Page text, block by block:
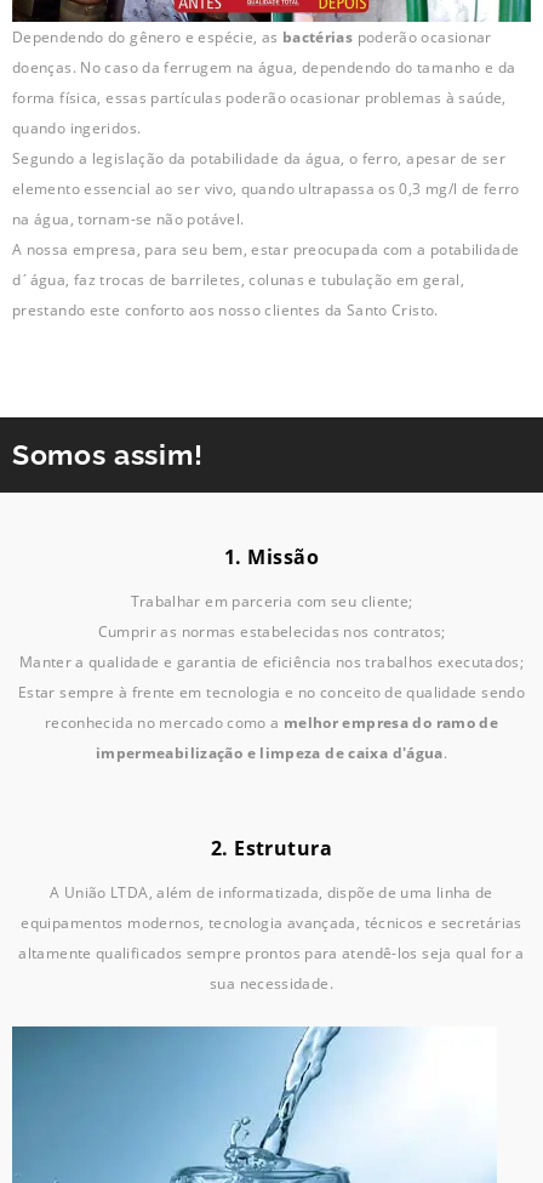
Dependendo do gênero e espécie, as bactérias poderão ocasionar
doenças. No caso da ferrugem na água, dependendo do tamanho e da
forma física, essas partículas poderão ocasionar problemas à saúde,
quando ingeridos.
Segundo a legislação da potabilidade da água, o ferro, apesar de ser
elemento essencial ao ser vivo, quando ultrapassa os 0,3 mg/l de ferro
na água, tornam-se não potável.
A nossa empresa, para seu bem, estar preocupada com a potabilidade
d´água, faz trocas de barriletes, colunas e tubulação em geral,
prestando este conforto aos nosso clientes da Santo Cristo.
Somos assim!
1. Missão
Trabalhar em parceria com seu cliente;
Cumprir as normas estabelecidas nos contratos;
Manter a qualidade e garantia de eficiência nos trabalhos executados;
Estar sempre à frente em tecnologia e no conceito de qualidade sendo
reconhecida no mercado como a melhor empresa do ramo de
impermeabilização e limpeza de caixa d'água.
2. Estrutura
A União LTDA, além de informatizada, dispõe de uma linha de
equipamentos modernos, tecnologia avançada, técnicos e secretárias
altamente qualificados sempre prontos para atendê-los seja qual for a
sua necessidade.